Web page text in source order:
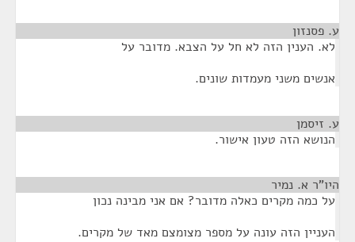
ע. פסנזון
לא. הענין הזה לא חל על הצבא. מדובר על
אנשים משני מעמדות שונים.
ע. זיסמן
הנושא הזה טעון אישור.
היו"ר א. נמיר
על כמה מקרים כאלה מדובר? אם אני מבינה נכון
העניין הזה עונה על מספר מצומצם מאד של מקרים.